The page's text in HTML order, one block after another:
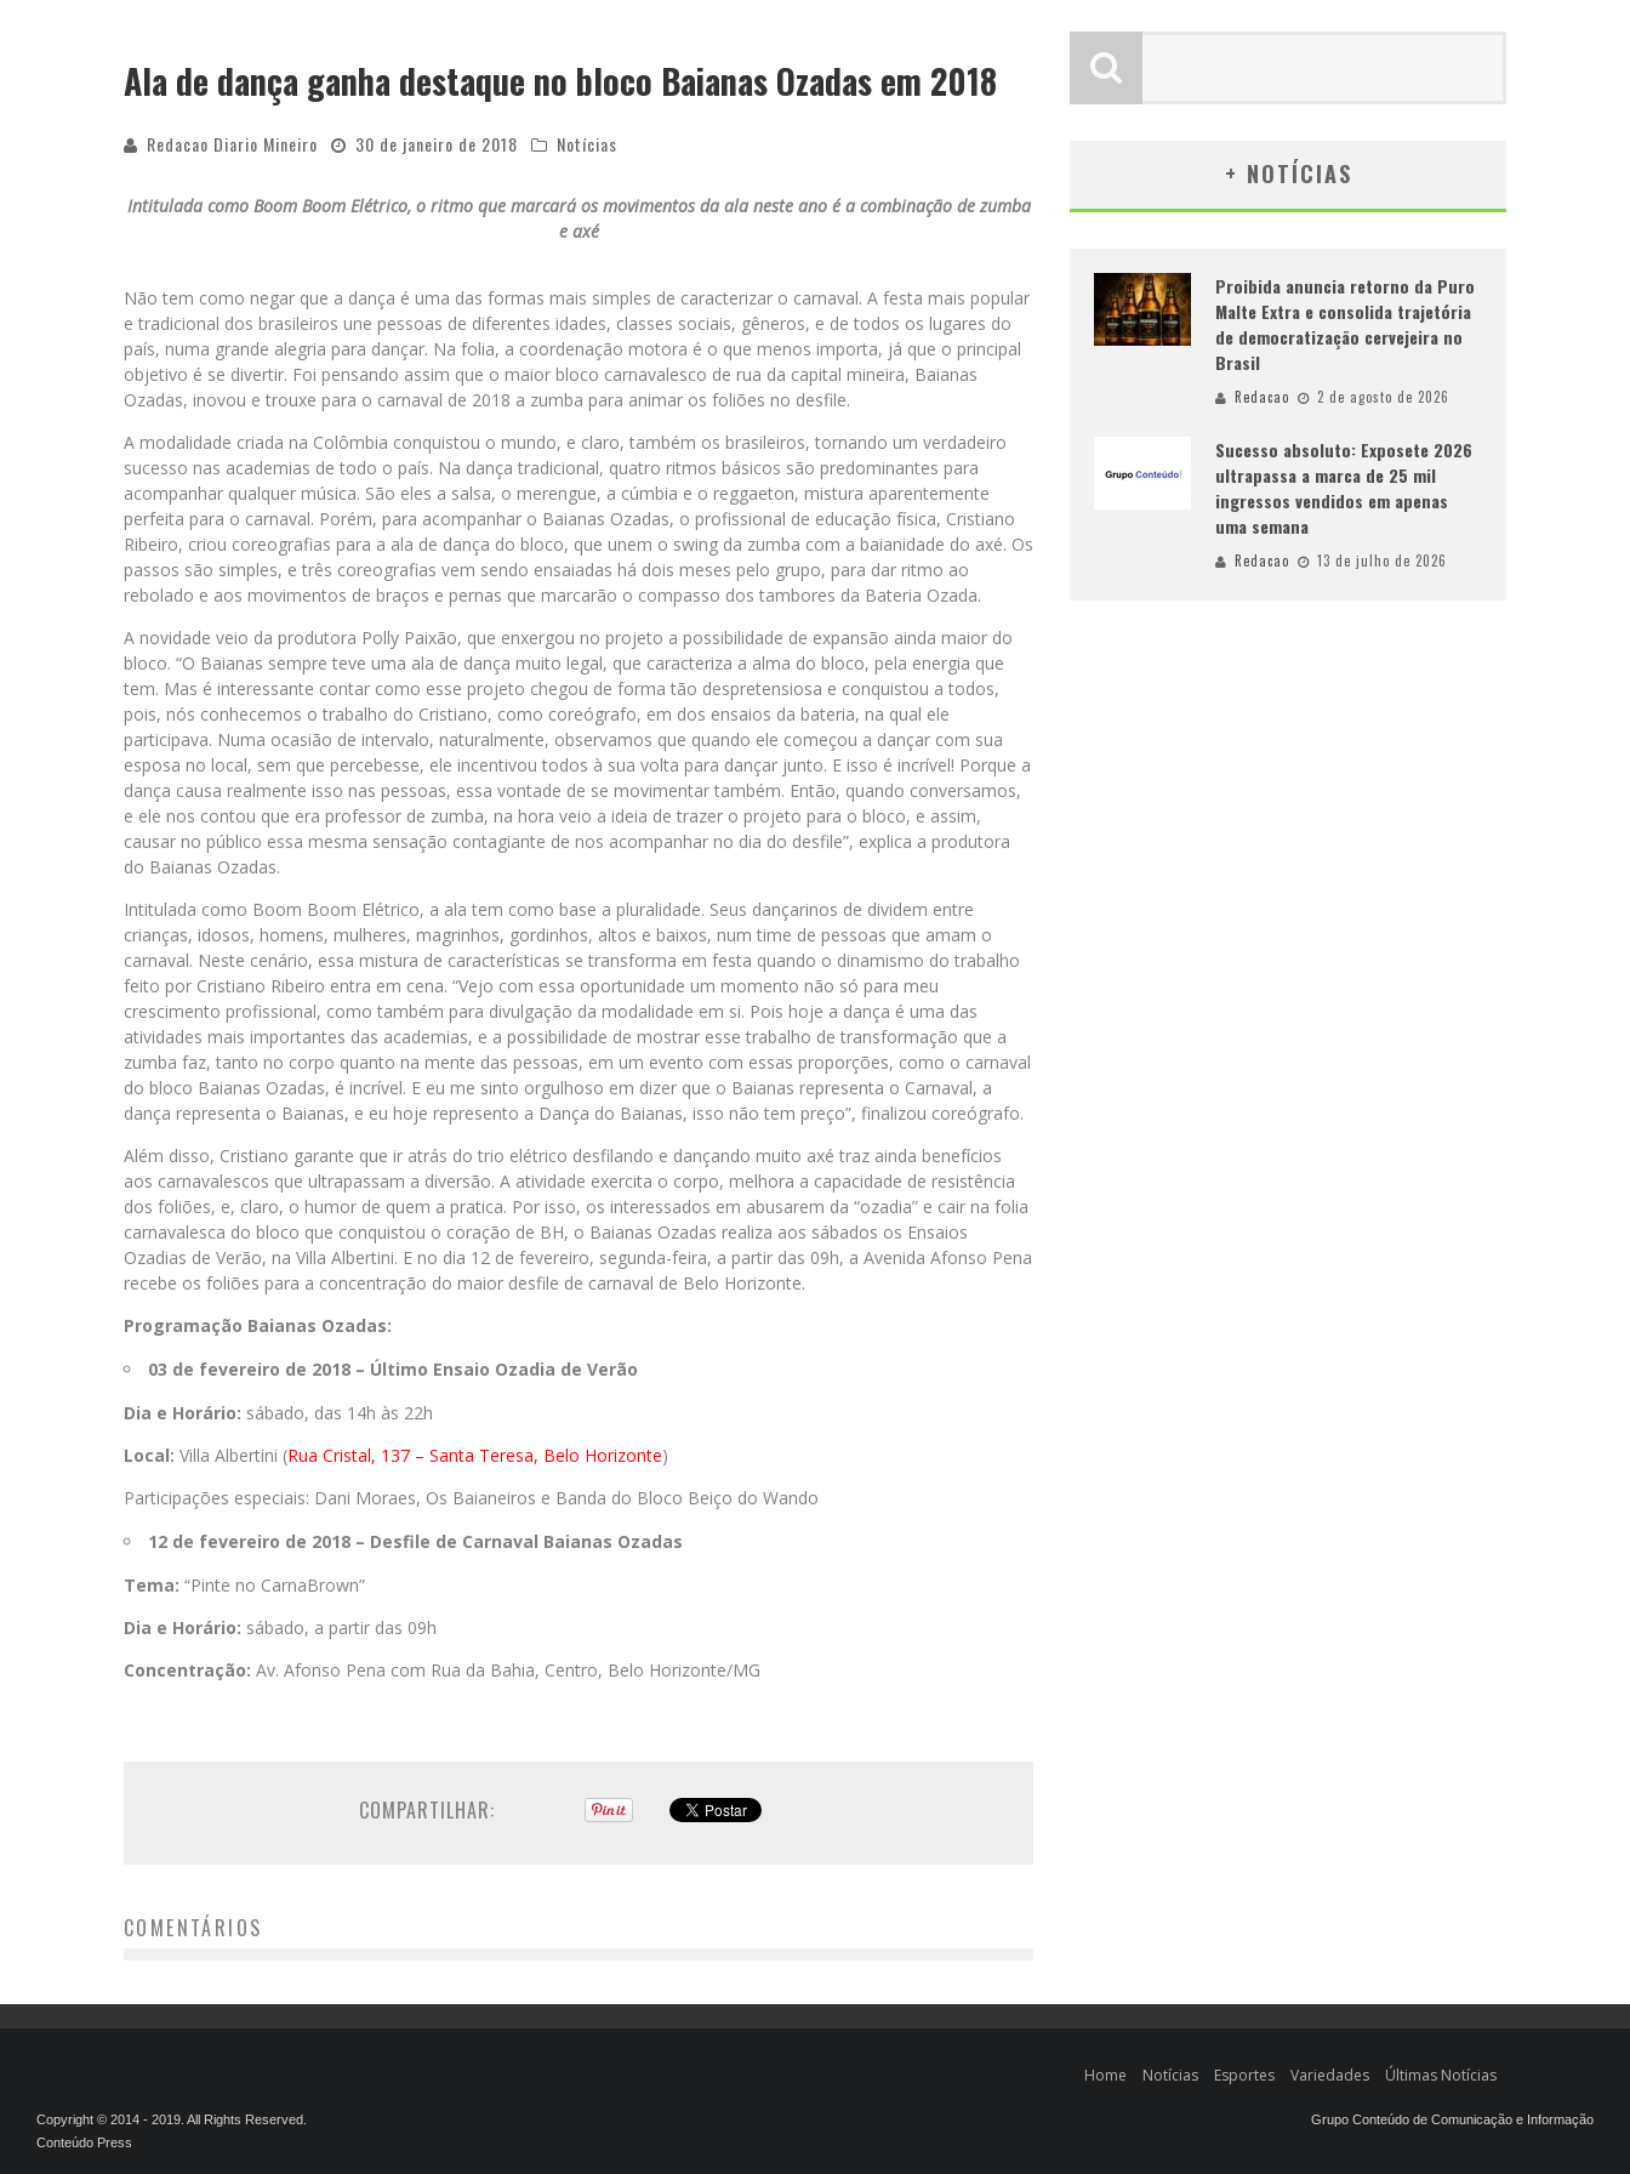
P
ROIBIDA ANUNCIA RETORNO DA PURO MALTE EXTRA E CONSOLIDA TRAJETÓRIA DE DEMOCRATIZAÇÃO CERVEJEIRA NO BRASIL
Ala de dança ganha destaque no bloco Baianas Ozadas em 2018
Redacao Diario Mineiro 30 de janeiro de 2018 Notícias
Intitulada como Boom Boom Elétrico, o ritmo que marcará os movimentos da ala neste ano é a combinação de zumba
e axé
Não tem como negar que a dança é uma das formas mais simples de caracterizar o carnaval. A festa mais popular
e tradicional dos brasileiros une pessoas de diferentes idades, classes sociais, gêneros, e de todos os lugares do
país, numa grande alegria para dançar. Na folia, a coordenação motora é o que menos importa, já que o principal
objetivo é se divertir. Foi pensando assim que o maior bloco carnavalesco de rua da capital mineira, Baianas
Ozadas, inovou e trouxe para o carnaval de 2018 a zumba para animar os foliões no desfile.
A modalidade criada na Colômbia conquistou o mundo, e claro, também os brasileiros, tornando um verdadeiro
sucesso nas academias de todo o país. Na dança tradicional, quatro ritmos básicos são predominantes para
acompanhar qualquer música. São eles a salsa, o merengue, a cúmbia e o reggaeton, mistura aparentemente
perfeita para o carnaval. Porém, para acompanhar o Baianas Ozadas, o profissional de educação física, Cristiano
Ribeiro, criou coreografias para a ala de dança do bloco, que unem o swing da zumba com a baianidade do axé. Os
passos são simples, e três coreografias vem sendo ensaiadas há dois meses pelo grupo, para dar ritmo ao
rebolado e aos movimentos de braços e pernas que marcarão o compasso dos tambores da Bateria Ozada.
A novidade veio da produtora Polly Paixão, que enxergou no projeto a possibilidade de expansão ainda maior do
bloco. “O Baianas sempre teve uma ala de dança muito legal, que caracteriza a alma do bloco, pela energia que
tem. Mas é interessante contar como esse projeto chegou de forma tão despretensiosa e conquistou a todos,
pois, nós conhecemos o trabalho do Cristiano, como coreógrafo, em dos ensaios da bateria, na qual ele
participava. Numa ocasião de intervalo, naturalmente, observamos que quando ele começou a dançar com sua
esposa no local, sem que percebesse, ele incentivou todos à sua volta para dançar junto. E isso é incrível! Porque a
dança causa realmente isso nas pessoas, essa vontade de se movimentar também. Então, quando conversamos,
e ele nos contou que era professor de zumba, na hora veio a ideia de trazer o projeto para o bloco, e assim,
causar no público essa mesma sensação contagiante de nos acompanhar no dia do desfile”, explica a produtora
do Baianas Ozadas.
Intitulada como Boom Boom Elétrico, a ala tem como base a pluralidade. Seus dançarinos de dividem entre
crianças, idosos, homens, mulheres, magrinhos, gordinhos, altos e baixos, num time de pessoas que amam o
carnaval. Neste cenário, essa mistura de características se transforma em festa quando o dinamismo do trabalho
feito por Cristiano Ribeiro entra em cena. “Vejo com essa oportunidade um momento não só para meu
crescimento profissional, como também para divulgação da modalidade em si. Pois hoje a dança é uma das
atividades mais importantes das academias, e a possibilidade de mostrar esse trabalho de transformação que a
zumba faz, tanto no corpo quanto na mente das pessoas, em um evento com essas proporções, como o carnaval
do bloco Baianas Ozadas, é incrível. E eu me sinto orgulhoso em dizer que o Baianas representa o Carnaval, a
dança representa o Baianas, e eu hoje represento a Dança do Baianas, isso não tem preço”, finalizou coreógrafo.
Além disso, Cristiano garante que ir atrás do trio elétrico desfilando e dançando muito axé traz ainda benefícios
aos carnavalescos que ultrapassam a diversão. A atividade exercita o corpo, melhora a capacidade de resistência
dos foliões, e, claro, o humor de quem a pratica. Por isso, os interessados em abusarem da “ozadia” e cair na folia
carnavalesca do bloco que conquistou o coração de BH, o Baianas Ozadas realiza aos sábados os Ensaios
Ozadias de Verão, na Villa Albertini. E no dia 12 de fevereiro, segunda-feira, a partir das 09h, a Avenida Afonso Pena
recebe os foliões para a concentração do maior desfile de carnaval de Belo Horizonte.
Programação Baianas Ozadas:
03 de fevereiro de 2018 – Último Ensaio Ozadia de Verão
Dia e Horário: sábado, das 14h às 22h
Local: Villa Albertini (Rua Cristal, 137 – Santa Teresa, Belo Horizonte)
Participações especiais: Dani Moraes, Os Baianeiros e Banda do Bloco Beiço do Wando
12 de fevereiro de 2018 – Desfile de Carnaval Baianas Ozadas
Tema: “Pinte no CarnaBrown”
Dia e Horário: sábado, a partir das 09h
Concentração: Av. Afonso Pena com Rua da Bahia, Centro, Belo Horizonte/MG
COMPARTILHAR:
COMENTÁRIOS
+ NOTÍCIAS
Proibida anuncia retorno da Puro
Malte Extra e consolida trajetória
de democratização cervejeira no
Brasil
Redacao 2 de agosto de 2026
Sucesso absoluto: Exposete 2026
ultrapassa a marca de 25 mil
ingressos vendidos em apenas
uma semana
Redacao 13 de julho de 2026
Home Notícias Esportes Variedades Últimas Notícias
Copyright © 2014 - 2019. All Rights Reserved.
Conteúdo Press
Grupo Conteúdo de Comunicação e Informação